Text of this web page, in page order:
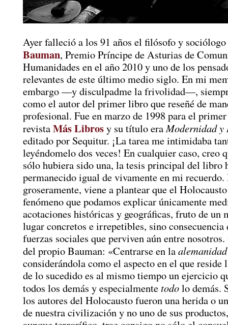
Ayer falleció a los 91 años el filósofo y sociólogo
Bauman, Premio Príncipe de Asturias de
Humanidades en el año 2010 y uno de los
relevantes de este último medio siglo. En mi
embargo —y disculpadme la frivolidad—,
como el autor del primer libro que reseñé de
profesional. Fue en marzo de 1998 para el
revistaMás Librosy su título eraModernidad y
editado por Sequitur. ¡La tarea me intimidaba
leyéndomelo dos veces! En cualquier caso, creo
sólo hubiera sido una, la tesis principal del libro
permanecido igual de vivamente en mi recuerdo.
groseramente, viene a plantear que el
fenómeno que podamos explicar únicamente
acotaciones históricas y geográficas, fruto de un
lugar concretos e irrepetibles, sino consecuencia
fuerzas sociales que perviven aún entre
del propio Bauman: «Centrarse en laalemanidad
considerándola como el aspecto en el que reside
de lo sucedido es al mismo tiempo un ejercicio
todos los demás y especialmentetodolo demás.
los autores del Holocausto fueron una herida o
de nuestra civilización y no uno de sus